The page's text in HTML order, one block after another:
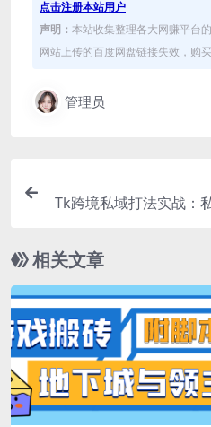
点击注册本站用户
声明： 本站收集整理各大网赚平台
网站上传的百度网盘链接失效，购
管理员
Tk跨境私域打法实战：
相关文章